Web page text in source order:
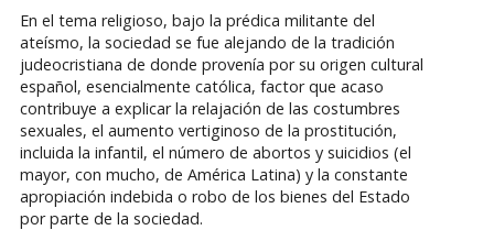
En el tema religioso, bajo la prédica militante del
ateísmo, la sociedad se fue alejando de la tradición
judeocristiana de donde provenía por su origen cultural
español, esencialmente católica, factor que acaso
contribuye a explicar la relajación de las costumbres
sexuales, el aumento vertiginoso de la prostitución,
incluida la infantil, el número de abortos y suicidios (el
mayor, con mucho, de América Latina) y la constante
apropiación indebida o robo de los bienes del Estado
por parte de la sociedad.